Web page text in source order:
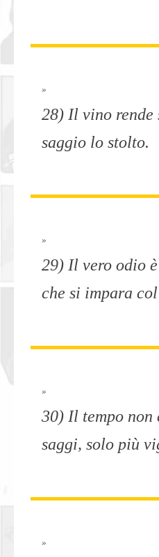
»
28) Il vino rende
saggio lo stolto.
»
29) Il vero odio
che si impara
»
30) Il tempo non
saggi, solo più
»